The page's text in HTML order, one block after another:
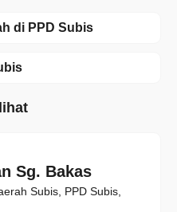
di PPD Subis
Sg. Bakas
Subis, PPD Subis,